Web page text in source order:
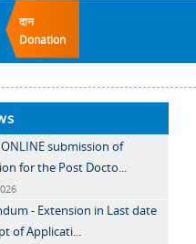
दान
Donation
submission of
for the Post Docto...
- Extension in Last date
of Applicati...